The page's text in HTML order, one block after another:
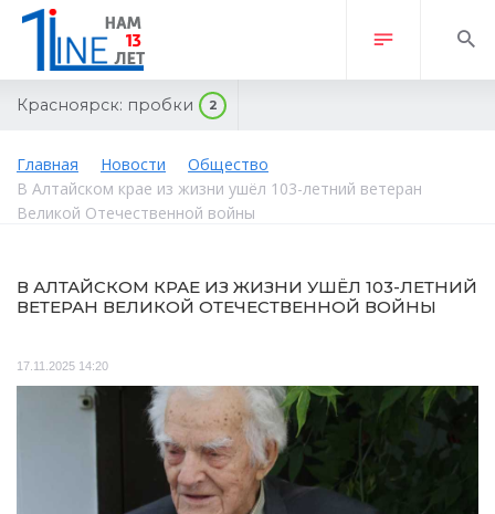
Красноярск: пробки 2
Главная Новости
Общество
В Алтайском крае из жизни ушёл 103-летний ветеран
Великой Отечественной войны
В АЛТАЙСКОМ КРАЕ ИЗ ЖИЗНИ УШЁЛ 103-ЛЕТНИЙ
ВЕТЕРАН ВЕЛИКОЙ ОТЕЧЕСТВЕННОЙ ВОЙНЫ
17.11.2025 14:20